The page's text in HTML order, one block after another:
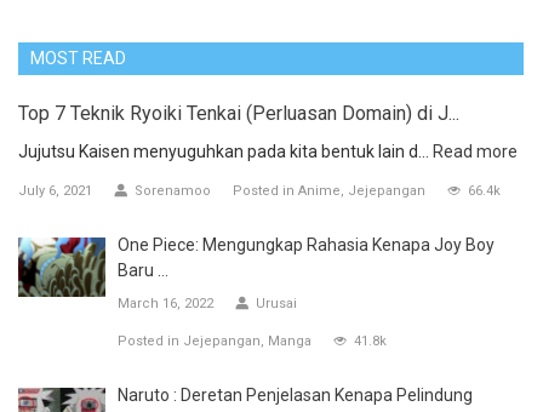
MOST READ
Top 7 Teknik Ryoiki Tenkai (Perluasan Domain) di J...
Jujutsu Kaisen menyuguhkan pada kita bentuk lain d... Read more
July 6, 2021 Sorenamoo Posted in Anime Jejepangan 66.4k
One Piece: Mengungkap Rahasia Kenapa Joy Boy
Baru ...
March 16, 2022 Urusai
Posted in Jejepangan Manga 41.8k
Naruto : Deretan Penjelasan Kenapa Pelindung